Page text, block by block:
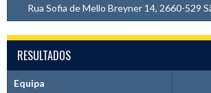
Rua Sofia de Mello Breyner 14, 2660-529
RESULTADOS
Equipa